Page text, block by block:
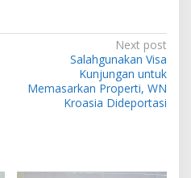
Next post
Salahgunakan Visa
Kunjungan untuk
Memasarkan Properti, WN
Kroasia Dideportasi